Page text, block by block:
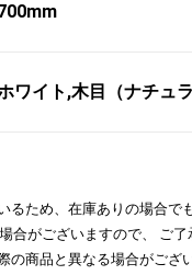
ワイト,木目（ナチュラ
るため、在庫ありの場合で
合がございますので、 ご了
の商品と異なる場合がござ